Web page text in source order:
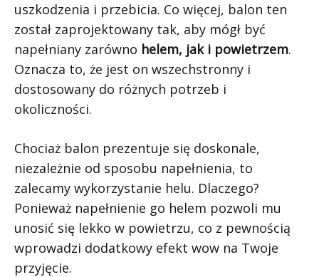
uszkodzenia i przebicia. Co więcej, balon ten
został zaprojektowany tak, aby mógł być
napełniany zarówno helem, jak i powietrzem.
Oznacza to, że jest on wszechstronny i
dostosowany do różnych potrzeb i
okoliczności.
Chociaż balon prezentuje się doskonale,
niezależnie od sposobu napełnienia, to
zalecamy wykorzystanie helu. Dlaczego?
Ponieważ napełnienie go helem pozwoli mu
unosić się lekko w powietrzu, co z pewnością
wprowadzi dodatkowy efekt wow na Twoje
przyjęcie.